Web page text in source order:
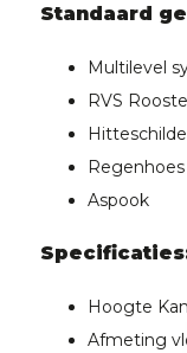
Standaard
Multilevel
RVS
Regenhoes
Aspook
Hoogte
Afmeting